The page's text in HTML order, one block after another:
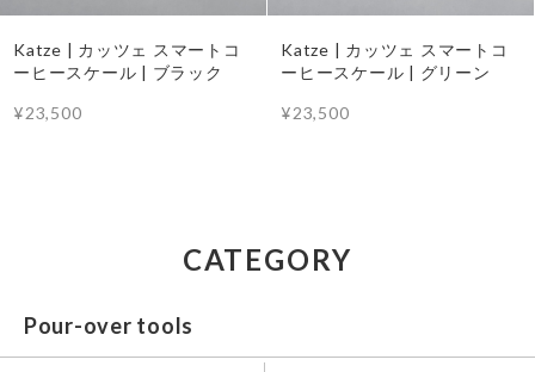
Katze | カッツェ スマートコ
ーヒースケール | ブラック
¥23,500
Katze | カッツェ スマートコ
ーヒースケール | グリーン
¥23,500
CATEGORY
Pour-over tools